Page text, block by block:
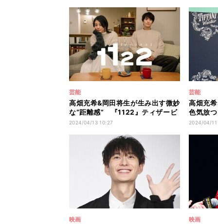
芸能
高畑充希&岡田将生が生み出す微妙
な“距離感” 『1122』ティザービ
ジュアル&特報
2024/04/13 10:27
芸能
高畑充
色気放
で「パ
2024/04/
映画 映画